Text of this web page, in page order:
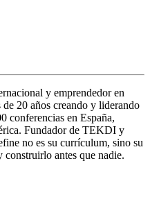
y emprendedor en
20 años creando y liderando
conferencias en España,
Fundador de TEKDI y
no es su currículum, sino su
antes que nadie.